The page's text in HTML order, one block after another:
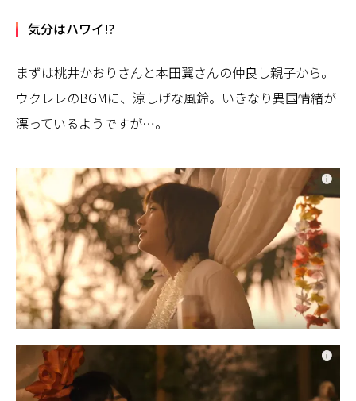
気分はハワイ!?
まずは桃井かおりさんと本田翼さんの仲良し親子から。
ウクレレのBGMに、涼しげな風鈴。いきなり異国情緒が
漂っているようですが…。